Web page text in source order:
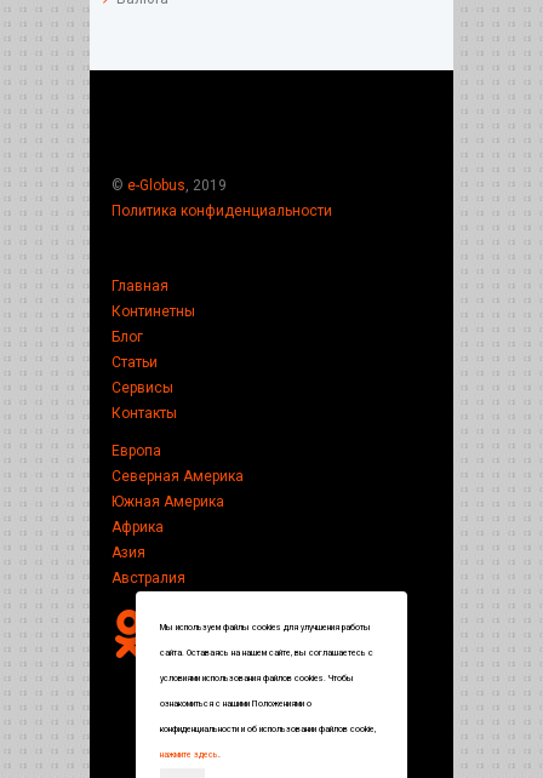
© e-Globus, 2019
Политика конфиденциальности
Главная
Континетны
Блог
Статьи
Сервисы
Контакты
Европа
Северная Америка
Южная Америка
Африка
Азия
Австралия
Мы используем файлы cookies для улучшения работы
сайта. Оставаясь на нашем сайте, вы соглашаетесь с
условиями использования файлов cookies. Чтобы
ознакомиться с нашими Положениями о
конфиденциальности и об использовании файлов cookie,
нажмите здесь.